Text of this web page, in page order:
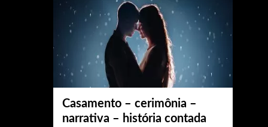
Casamento – cerimônia –
narrativa – história contada